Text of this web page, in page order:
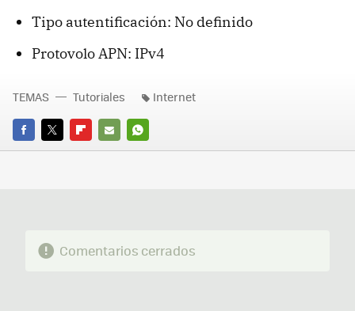
Tipo autentificación: No definido
Protovolo APN: IPv4
FACEBOOK
TWITTERFLIPBOARD
E-
WHATSAPP
TEMAS Tutoriales Internet
Comentarios cerrados